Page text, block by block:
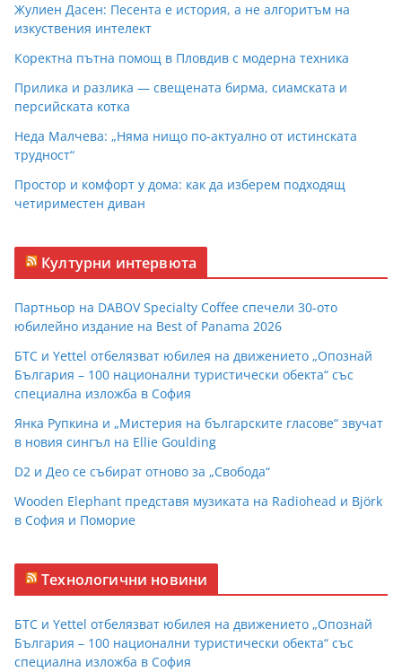
Жулиен Дасен: Песента е история, а не алгоритъм на
изкуствения интелект
Коректна пътна помощ в Пловдив с модерна техника
Прилика и разлика — свещената бирма, сиамската и
персийската котка
Неда Малчева: „Няма нищо по-актуално от истинската
трудност“
Простор и комфорт у дома: как да изберем подходящ
четириместен диван
Културни интервюта
Партньор на DABOV Specialty Coffee спечели 30-ото
юбилейно издание на Best of Panama 2026
БТС и Yettel отбелязват юбилея на движението „Опознай
България – 100 национални туристически обекта“ със
специална изложба в София
Янка Рупкина и „Мистерия на българските гласове“ звучат
в новия сингъл на Ellie Goulding
D2 и Део се събират отново за „Свобода“
Wooden Elephant представя музиката на Radiohead и Björk
в София и Поморие
Технологични новини
БТС и Yettel отбелязват юбилея на движението „Опознай
България – 100 национални туристически обекта“ със
специална изложба в София